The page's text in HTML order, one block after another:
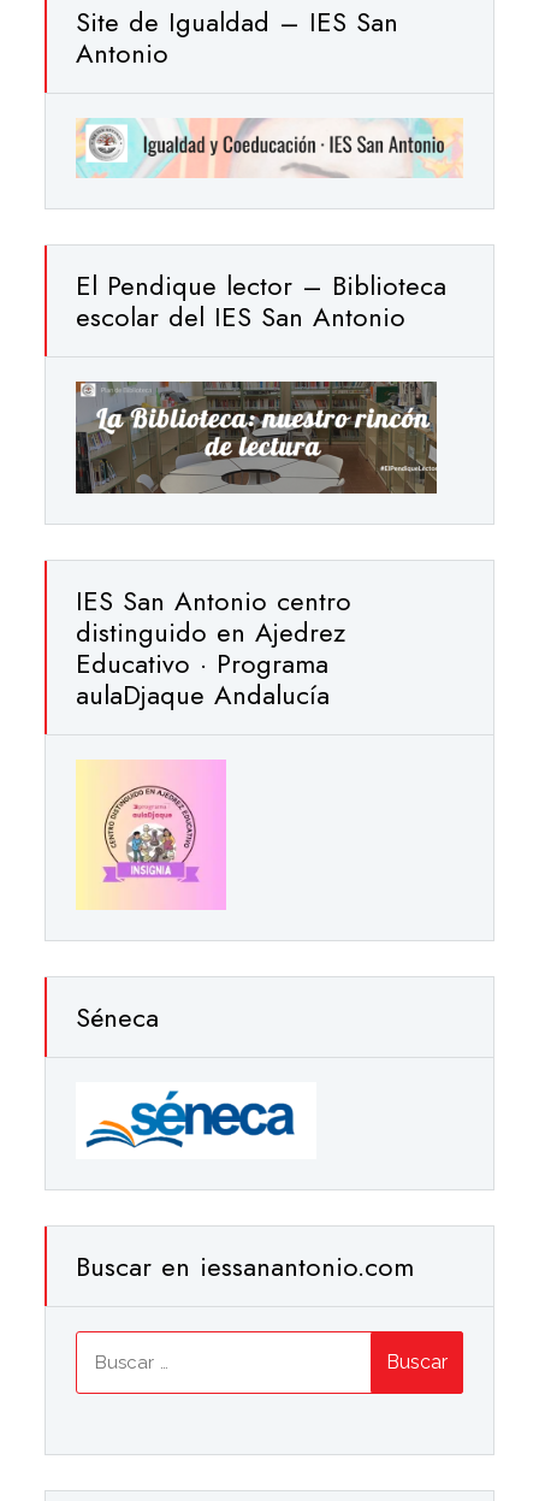
Site de Igualdad – IES San
Antonio
El Pendique lector – Biblioteca
escolar del IES San Antonio
IES San Antonio centro
distinguido en Ajedrez
Educativo · Programa
aulaDjaque Andalucía
Séneca
Buscar en iessanantonio.com